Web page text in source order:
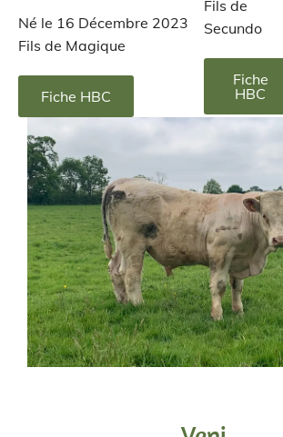
Né le 16 Décembre 2023
Fils de Magique
Fiche HBC
Fils de
Secundo
Fiche
HBC